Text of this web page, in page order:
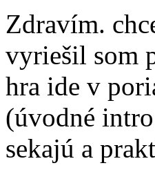
Zdravím.
vyriešil som
hra ide v
(úvodné
sekajú a